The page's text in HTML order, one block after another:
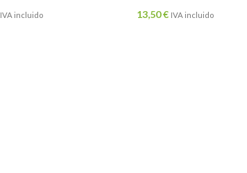
IVA incluido 13,50€ IVA incluido